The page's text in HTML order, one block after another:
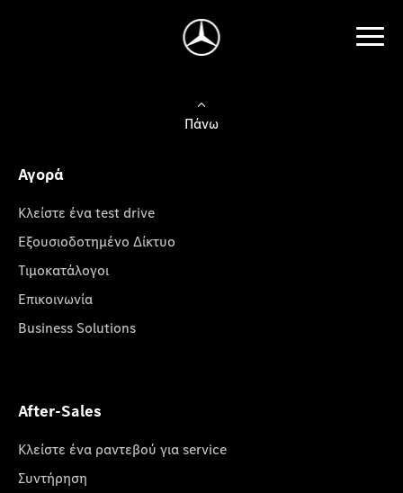
Πάνω
Αγορά
Κλείστε ένα test drive
Εξουσιοδοτημένο Δίκτυο
Τιμοκατάλογοι
Επικοινωνία
Business Solutions
After-Sales
Κλείστε ένα ραντεβού για service
Συντήρηση